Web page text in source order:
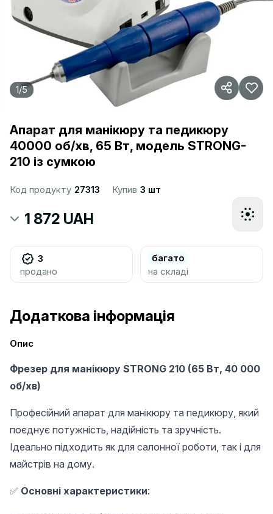
1/5
Апарат для манікюру та педикюру
40000 об/хв, 65 Вт, модель STRONG-
210 із сумкою
Код продукту 27313 Купив 3 шт
1 872 UAH
3
продано
багато
на складі
Додаткова інформація
Опис
Фрезер для манікюру STRONG 210 (65 Вт, 40 000
об/хв)
Професійний апарат для манікюру та педикюру, який
поєднує потужність, надійність та зручність.
Ідеально підходить як для салонної роботи, так і для
майстрів на дому.
✅ Основні характеристики: